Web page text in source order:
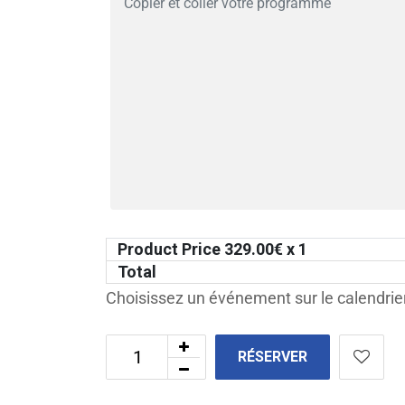
Product Price 329.00€ x 1
Total
Choisissez un événement sur le
RÉSERVER